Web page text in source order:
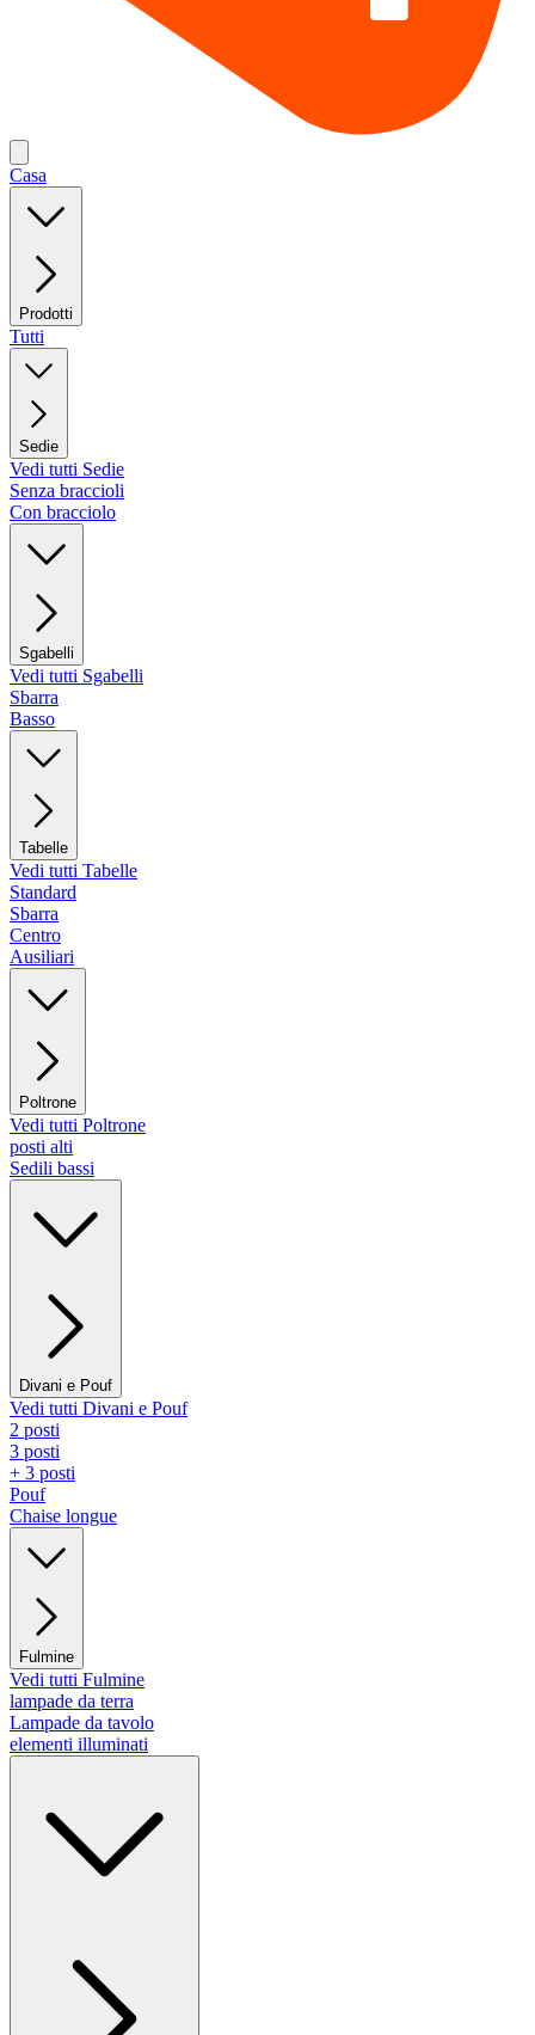
Casa
Prodotti
Tutti
Sedie
Vedi tutti Sedie
Senza braccioli
Con bracciolo
Sgabelli
Vedi tutti Sgabelli
Sbarra
Basso
Tabelle
Vedi tutti Tabelle
Standard
Sbarra
Centro
Ausiliari
Poltrone
Vedi tutti Poltrone
posti alti
Sedili bassi
Divani e Pouf
Vedi tutti Divani e Pouf
2 posti
3 posti
+ 3 posti
Pouf
Chaise longue
Fulmine
Vedi tutti Fulmine
lampade da terra
Lampade da tavolo
elementi illuminati